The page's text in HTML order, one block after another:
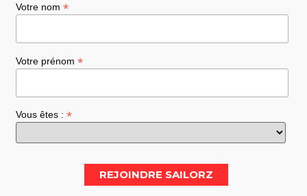
Votre nom *
Votre prénom *
Vous êtes : *